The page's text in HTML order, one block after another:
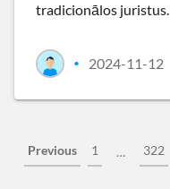
tradicionālos juristus.
• 2024-11-12
Previous 1 … 322